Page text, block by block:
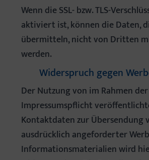
Wenn die SSL- bzw. TLS-
aktiviert ist, können die Daten,
übermitteln, nicht von Dritten
werden.
Widerspruch gegen
Der Nutzung von im Rahmen der
Impressumspflicht
Kontaktdaten zur Übersendung
ausdrücklich angeforderter
Informationsmaterialien wird